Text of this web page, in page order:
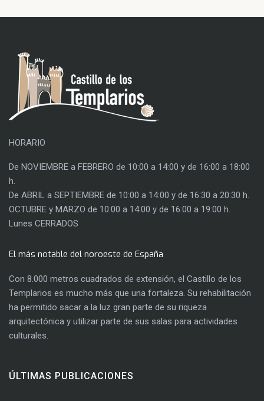
HORARIO
De NOVIEMBRE a FEBRERO de 10:00 a 14:00 y de 16:00 a 18:00
h.
De ABRIL a SEPTIEMBRE de 10:00 a 14:00 y de 16:30 a 20:30 h.
OCTUBRE y MARZO de 10:00 a 14:00 y de 16:00 a 19:00 h.
Lunes CERRADOS
El más notable del noroeste de España
Con 8.000 metros cuadrados de extensión, el Castillo de los
Templarios es mucho más que una fortaleza. Su rehabilitación
ha permitido sacar a la luz gran parte de su riqueza
arquitectónica y utilizar parte de sus salas para actividades
culturales.
ÚLTIMAS PUBLICACIONES